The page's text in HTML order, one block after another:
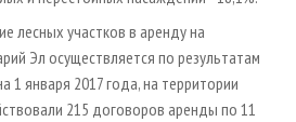
лесных участков в аренду на
Эл осуществляется по результатам
1 января 2017 года, на территории
215 договоров аренды по 11